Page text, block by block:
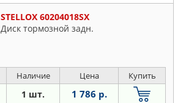
STELLOX 60204018SX
Диск тормозной задн.
Наличие Цена Купить
1 шт. 1 786 р.